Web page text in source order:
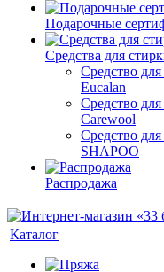
Подарочные
Средства для
Средство
Eucalan
Средство
Carewool
Средство
SHAPOO
Распродажа
Каталог